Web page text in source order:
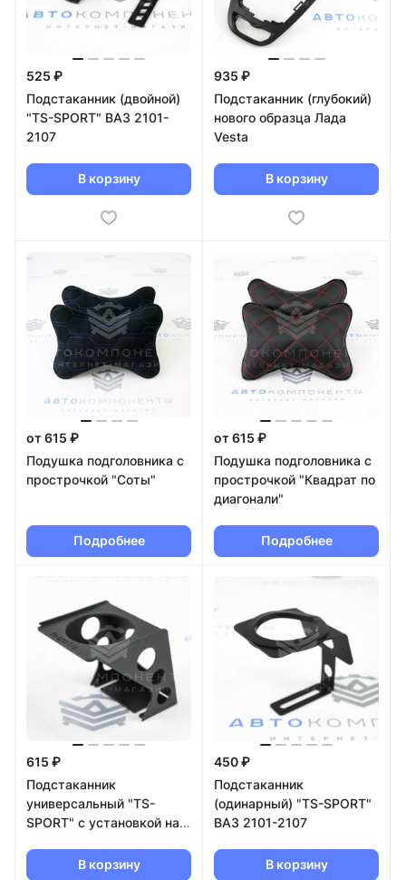
525 ₽
Подстаканник (двойной)
"TS-SPORT" ВАЗ 2101-
2107
В корзину
935 ₽
Подстаканник (глубокий)
нового образца Лада
Vesta
В корзину
от 615 ₽
Подушка подголовника с
прострочкой "Соты"
Подробнее
от 615 ₽
Подушка подголовника с
прострочкой "Квадрат по
диагонали"
Подробнее
615 ₽
Подстаканник
универсальный "TS-
SPORT" с установкой на
В корзину
450 ₽
Подстаканник
(одинарный) "TS-SPORT"
ВАЗ 2101-2107
В корзину